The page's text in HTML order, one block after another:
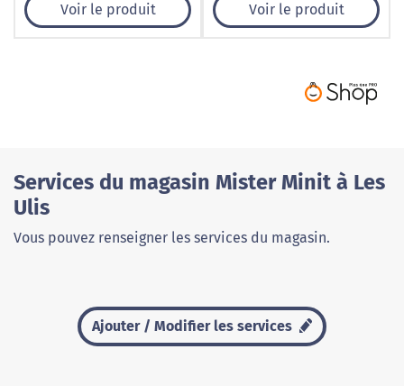
Voir le produit Voir le produit
Services du magasin Mister Minit à Les
Ulis
Vous pouvez renseigner les services du magasin.
Ajouter / Modifier les services